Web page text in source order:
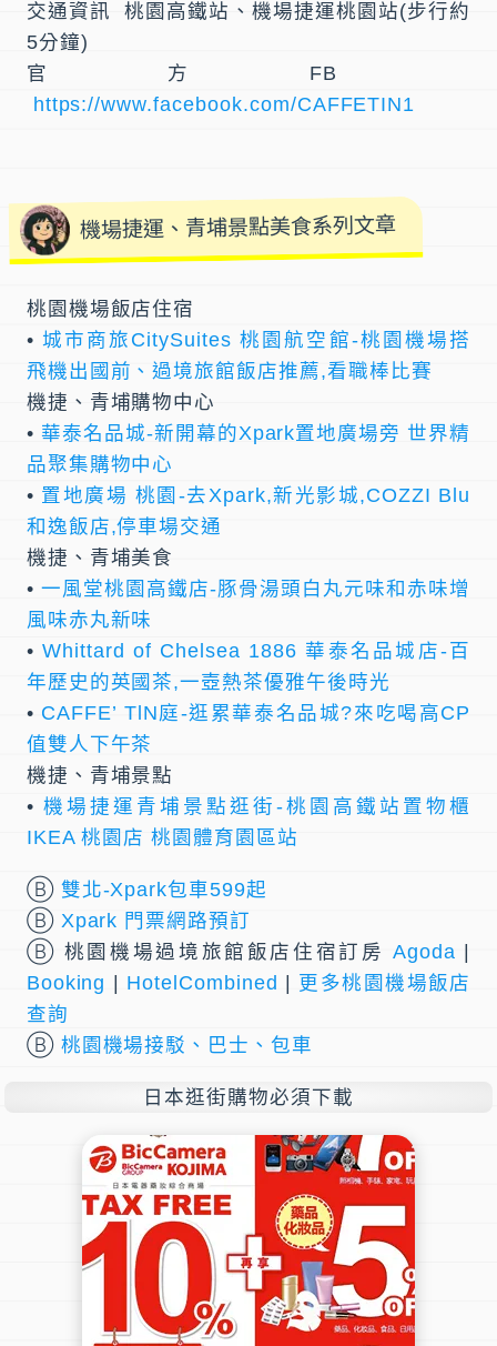
交通資訊 桃園高鐵站、機場捷運桃園站(步行約
5分鐘)
官方FB
https://www.facebook.com/CAFFETIN1
機場捷運、青埔景點美食系列文章
桃園機場飯店住宿
• 城市商旅CitySuites 桃園航空館-桃園機場搭
飛機出國前、過境旅館飯店推薦,看職棒比賽
機捷、青埔購物中心
• 華泰名品城-新開幕的Xpark置地廣場旁 世界精
品聚集購物中心
• 置地廣場 桃園-去Xpark,新光影城,COZZI Blu
和逸飯店,停車場交通
機捷、青埔美食
• 一風堂桃園高鐵店-豚骨湯頭白丸元味和赤味增
風味赤丸新味
• Whittard of Chelsea 1886 華泰名品城店-百
年歷史的英國茶,一壺熱茶優雅午後時光
• CAFFE’ TlN庭-逛累華泰名品城?來吃喝高CP
值雙人下午茶
機捷、青埔景點
• 機場捷運青埔景點逛街-桃園高鐵站置物櫃
IKEA 桃園店 桃園體育園區站
Ⓑ 雙北-Xpark包車599起
Ⓑ Xpark 門票網路預訂
Ⓑ 桃園機場過境旅館飯店住宿訂房 Agoda |
Booking | HotelCombined | 更多桃園機場飯店
查詢
Ⓑ 桃園機場接駁、巴士、包車
日本逛街購物必須下載